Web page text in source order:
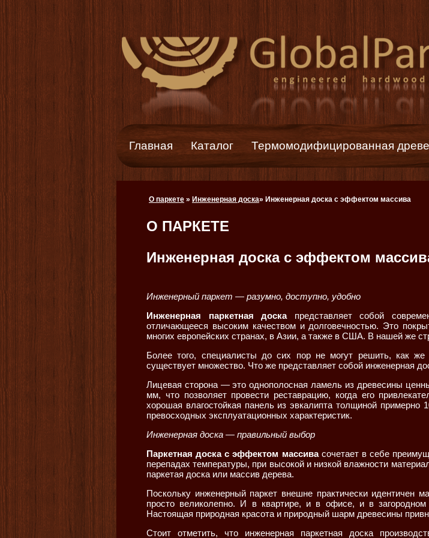
Главная Каталог Термомодифицированная
О паркете » Инженерная доска» Инженерная доска с эффектом массива
О ПАРКЕТЕ
Инженерная доска с эффектом
Инженерный паркет — разумно, доступно, удобно
Инженерная паркетная доскапредставляет собой
отличающееся высоким качеством и долговечностью. Это
многих европейских странах, в Азии, а также в США. В нашей же
Более того, специалисты до сих пор не могут решить, как же
существует множество. Что же представляет собой инженерная
Лицевая сторона — это однополосная ламель из древесины
мм, что позволяет провести реставрацию, когда его
хорошая влагостойкая панель из эвкалипта толщиной примерно
превосходных эксплуатационных характеристик.
Инженерная доска — правильный выбор
Паркетная доска с эффектом массивасочетает в себе
перепадах температуры, при высокой и низкой влажности
паркетая доска или массив дерева.
Поскольку инженерный паркет внешне практически идентичен
просто великолепно. И в квартире, и в офисе, и в
Настоящая природная красота и природный шарм древесины
Стоит отметить, что инженерная паркетная доска